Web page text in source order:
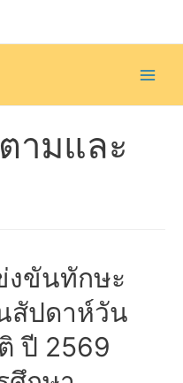
ามและ
งขันทักษะ
สัปดาห์วัน
ปี 2569